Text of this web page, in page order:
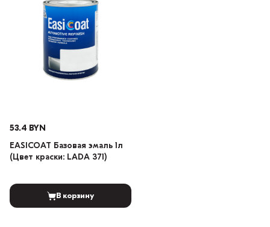
53.4 BYN
EASICOAT Базовая эмаль 1л
(Цвет краски: LADA 371)
В корзину